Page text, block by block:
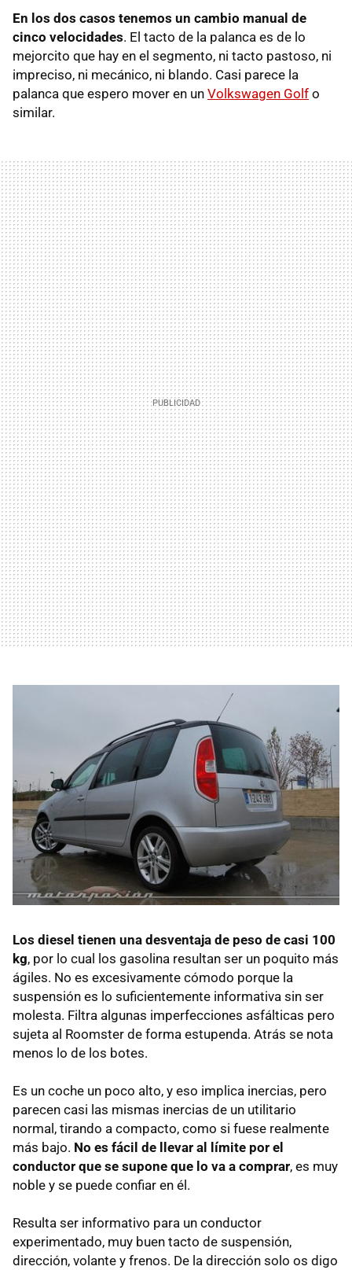
En los dos casos tenemos un cambio manual de
cinco velocidades. El tacto de la palanca es de lo
mejorcito que hay en el segmento, ni tacto pastoso, ni
impreciso, ni mecánico, ni blando. Casi parece la
palanca que espero mover en un Volkswagen Golf o
similar.
Los diesel tienen una desventaja de peso de casi 100
kg, por lo cual los gasolina resultan ser un poquito más
ágiles. No es excesivamente cómodo porque la
suspensión es lo suficientemente informativa sin ser
molesta. Filtra algunas imperfecciones asfálticas pero
sujeta al Roomster de forma estupenda. Atrás se nota
menos lo de los botes.
Es un coche un poco alto, y eso implica inercias, pero
parecen casi las mismas inercias de un utilitario
normal, tirando a compacto, como si fuese realmente
más bajo. No es fácil de llevar al límite por el
conductor que se supone que lo va a comprar, es muy
noble y se puede confiar en él.
Resulta ser informativo para un conductor
experimentado, muy buen tacto de suspensión,
dirección, volante y frenos. De la dirección solo os digo